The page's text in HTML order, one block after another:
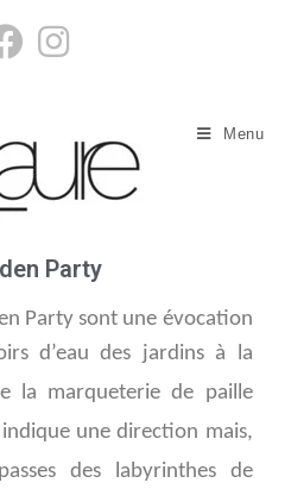
Menu
Party
Party sont une évocation
d’eau des jardins à la
la marqueterie de paille
indique une direction mais,
des labyrinthes de